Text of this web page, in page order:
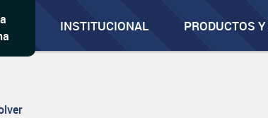
INSTITUCIONAL PRODUCTOS